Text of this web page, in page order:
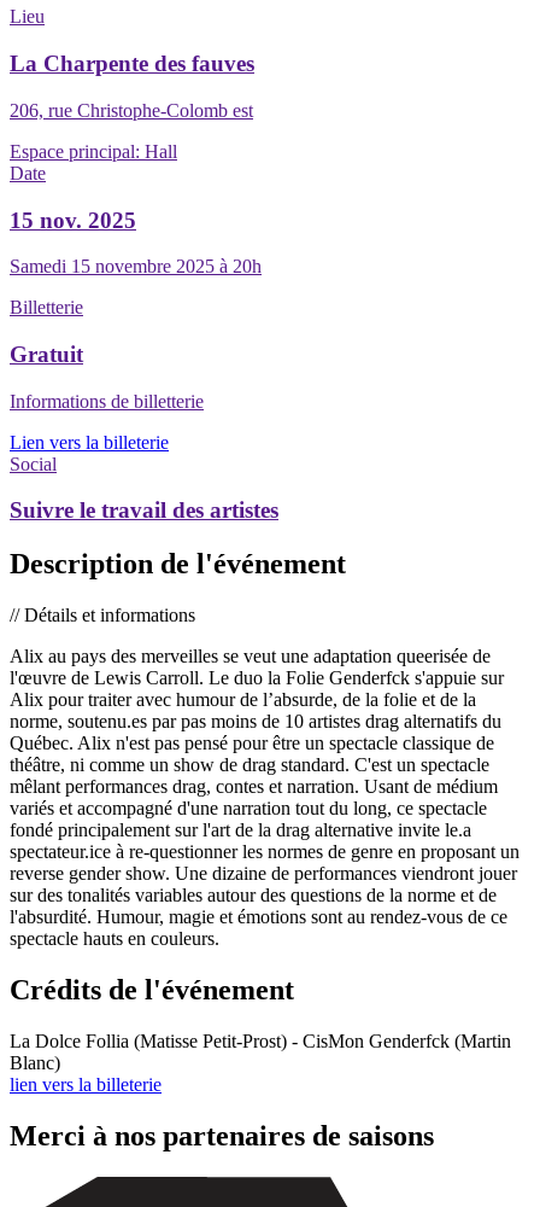
Lieu
La Charpente des fauves
206, rue Christophe-Colomb est
Espace principal: Hall
Date
15 nov. 2025
Samedi 15 novembre 2025 à 20h
Billetterie
Gratuit
Informations de billetterie
Lien vers la billeterie
Social
Suivre le travail des artistes
Description de l'événement
// Détails et informations
Alix au pays des merveilles se veut une adaptation queerisée de
l'œuvre de Lewis Carroll. Le duo la Folie Genderfck s'appuie sur
Alix pour traiter avec humour de l’absurde, de la folie et de la
norme, soutenu.es par pas moins de 10 artistes drag alternatifs du
Québec. Alix n'est pas pensé pour être un spectacle classique de
théâtre, ni comme un show de drag standard. C'est un spectacle
mêlant performances drag, contes et narration. Usant de médium
variés et accompagné d'une narration tout du long, ce spectacle
fondé principalement sur l'art de la drag alternative invite le.a
spectateur.ice à re-questionner les normes de genre en proposant un
reverse gender show. Une dizaine de performances viendront jouer
sur des tonalités variables autour des questions de la norme et de
l'absurdité. Humour, magie et émotions sont au rendez-vous de ce
spectacle hauts en couleurs.
Crédits de l'événement
La Dolce Follia (Matisse Petit-Prost) - CisMon Genderfck (Martin
Blanc)
lien vers la billeterie
Merci à nos partenaires de saisons